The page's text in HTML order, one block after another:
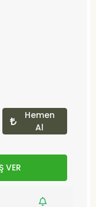
Hemen
Al
VER